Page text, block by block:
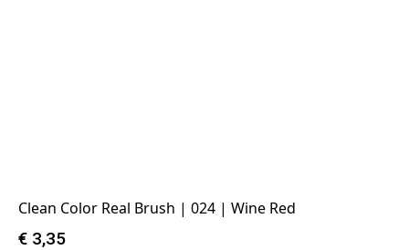
Clean Color Real Brush | 024 | Wine Red
€ 3,35